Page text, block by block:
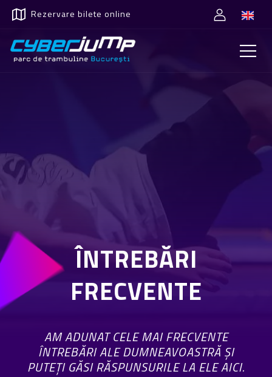
Rezervare bilete online
ÎNTREBĂRI
FRECVENTE
AM ADUNAT CELE MAI FRECVENTE
ÎNTREBĂRI ALE DUMNEAVOASTRĂ ȘI
PUTEȚI GĂSI RĂSPUNSURILE LA ELE AICI.